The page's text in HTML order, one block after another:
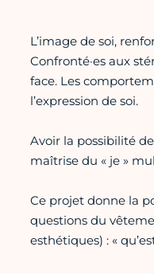
L’image de soi,
Confronté·es aux
face. Les
l’expression de soi.
Avoir la possibilité
maîtrise du « je »
Ce projet donne la
questions du
esthétiques) : «